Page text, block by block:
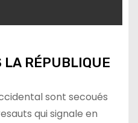
LA RÉPUBLIQUE
sont secoués
qui signale en